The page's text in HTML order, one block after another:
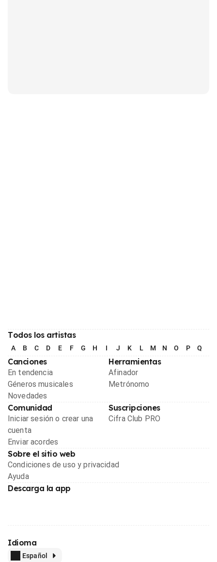
Todos los artistas
A B C D E F G H I J K L M N O P Q
Canciones
En tendencia
Géneros musicales
Novedades
Herramientas
Afinador
Metrónomo
Comunidad
Iniciar sesión o crear una
cuenta
Enviar acordes
Suscripciones
Cifra Club PRO
Sobre el sitio web
Condiciones de uso y privacidad
Ayuda
Descarga la app
Idioma
Español